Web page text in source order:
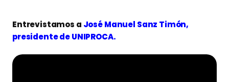
Entrevistamos a José Manuel Sanz Timón,
presidente de UNIPROCA.